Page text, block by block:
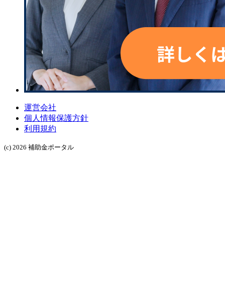
運営会社
個人情報保護方針
利用規約
(c) 2026 補助金ポータル